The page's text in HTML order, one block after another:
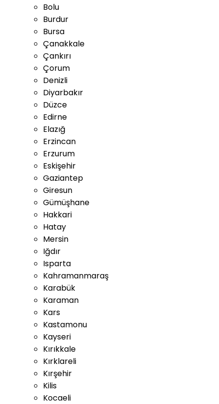
Bolu
Burdur
Bursa
Çanakkale
Çankırı
Çorum
Denizli
Diyarbakır
Düzce
Edirne
Elazığ
Erzincan
Erzurum
Eskişehir
Gaziantep
Giresun
Gümüşhane
Hakkari
Hatay
Mersin
Iğdır
Isparta
Kahramanmaraş
Karabük
Karaman
Kars
Kastamonu
Kayseri
Kırıkkale
Kırklareli
Kırşehir
Kilis
Kocaeli